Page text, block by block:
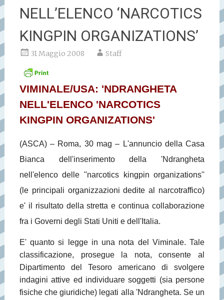
NELL’ELENCO ‘NARCOTICS
KINGPIN ORGANIZATIONS’
31 Maggio 2008 Staff
VIMINALE/USA: 'NDRANGHETA
NELL'ELENCO 'NARCOTICS
KINGPIN ORGANIZATIONS'
(ASCA) – Roma, 30 mag – L'annuncio della Casa
Bianca dell'inserimento della 'Ndrangheta
nell'elenco delle ''narcotics kingpin organizations''
(le principali organizzazioni dedite al narcotraffico)
e' il risultato della stretta e continua collaborazione
fra i Governi degli Stati Uniti e dell'Italia.
E' quanto si legge in una nota del Viminale. Tale
classificazione, prosegue la nota, consente al
Dipartimento del Tesoro americano di svolgere
indagini attive ed individuare soggetti (sia persone
fisiche che giuridiche) legati alla 'Ndrangheta. Se un